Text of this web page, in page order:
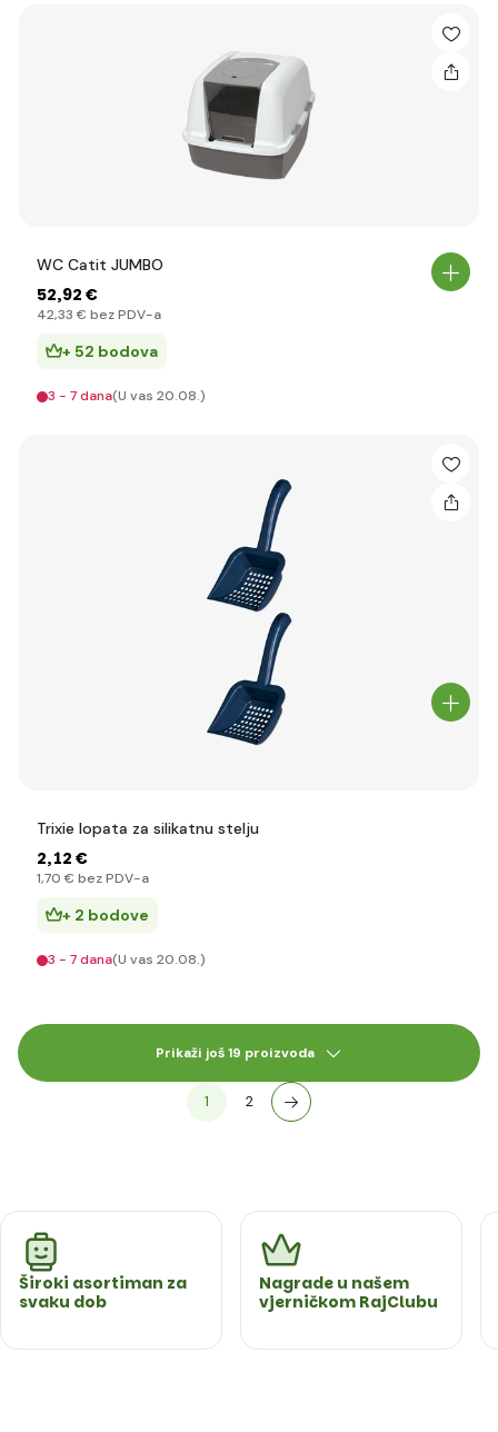
WC Catit JUMBO
52,92 €
42,33 € bez PDV-a
+ 52 bodova
3 - 7 dana(U vas 20.08.)
Trixie lopata za silikatnu stelju
2,12 €
1,70 € bez PDV-a
+ 2 bodove
3 - 7 dana(U vas 20.08.)
Prikaži još 19 proizvoda
1 2
Široki asortiman za
svaku dob
Nagrade u našem
vjerničkom RajClubu